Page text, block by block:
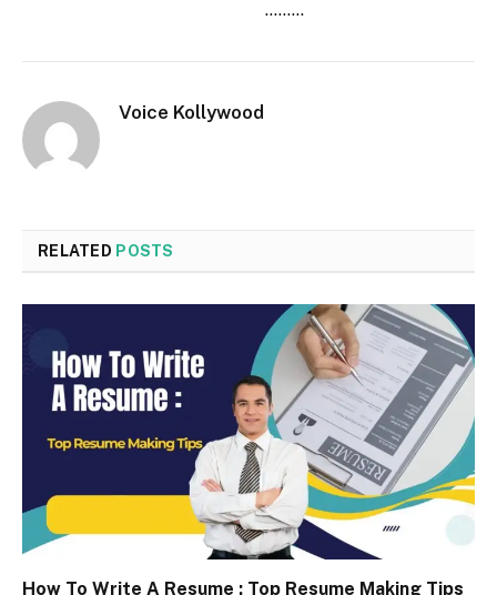
………
Voice Kollywood
RELATED POSTS
How To Write A Resume : Top Resume Making Tips